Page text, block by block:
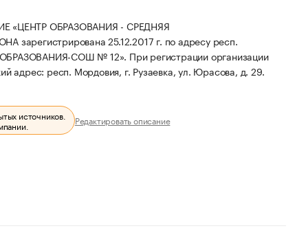
«ЦЕНТР ОБРАЗОВАНИЯ - СРЕДНЯЯ
25.12.2017 г. по адресу респ.
ОБРАЗОВАНИЯ-СОШ № 12». При регистрации организации
адрес: респ. Мордовия, г. Рузаевка, ул. Юрасова, д. 29.
источников. Редактировать описание